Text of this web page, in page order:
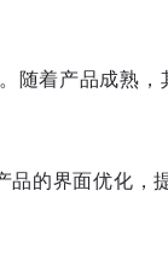
随着产品成熟，
品的界面优化，